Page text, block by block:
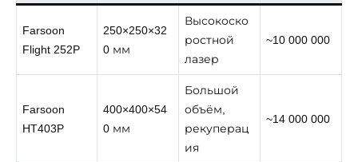
Farsoon
Flight 252P
250×250×32
0 мм
Высокоско
ростной
лазер
~10 000 000
Farsoon
HT403P
400×400×54
0 мм
Большой
объём,
рекуперац
ия
~14 000 000